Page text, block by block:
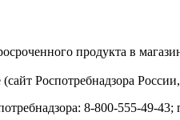
продукта в
Роспотребнадзора
8-800-555-49-